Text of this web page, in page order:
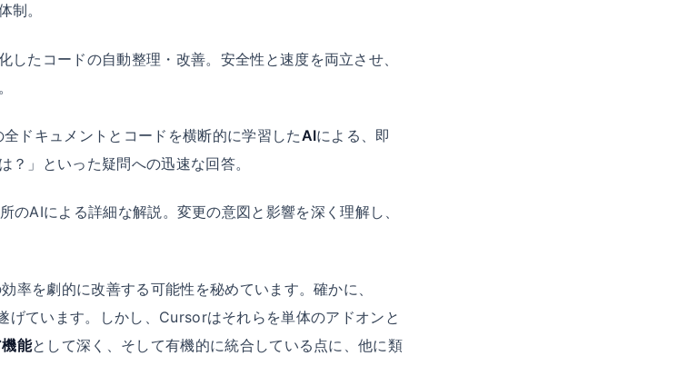
制。
したコードの自動整理・改善。安全性と速度を両立させ、
全ドキュメントとコードを横断的に学習したAIによる、即
？」といった疑問への迅速な回答。
のAIによる詳細な解説。変更の意図と影響を深く理解し、
率を劇的に改善する可能性を秘めています。確かに、
ています。しかし、Cursorはそれらを単体のアドオンと
能として深く、そして有機的に統合している点に、他に類